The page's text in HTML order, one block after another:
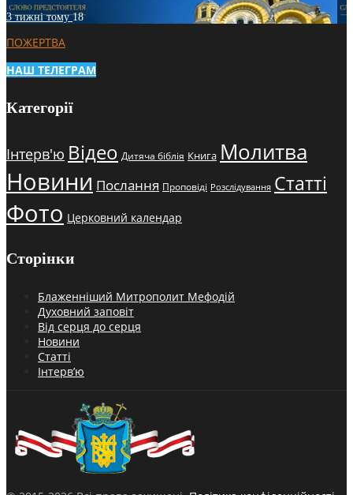
3 тижні тому18
ПОЖЕРТВА
НАШ ТЕЛЕГРАМ
Категорії
Інтерв'ю Відео Дитяча біблія Книга Молитва
Новини Послання Проповіді Розслідування Статті
Фото Церковний календар
Сторінки
Блаженніший Митрополит Мефодій
Духовний заповіт
Від серця до серця
Новини
Статті
Інтерв’ю